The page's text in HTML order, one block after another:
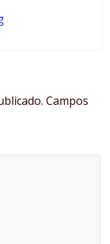
Campos